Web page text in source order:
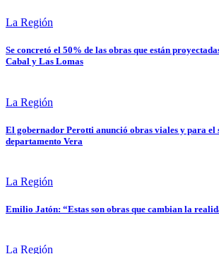
La Región
Se concretó el 50% de las obras que están
Cabal y Las Lomas
La Región
El gobernador Perotti anunció obras viales y para el
departamento Vera
La Región
Emilio Jatón: “Estas son obras que cambian la
La Región